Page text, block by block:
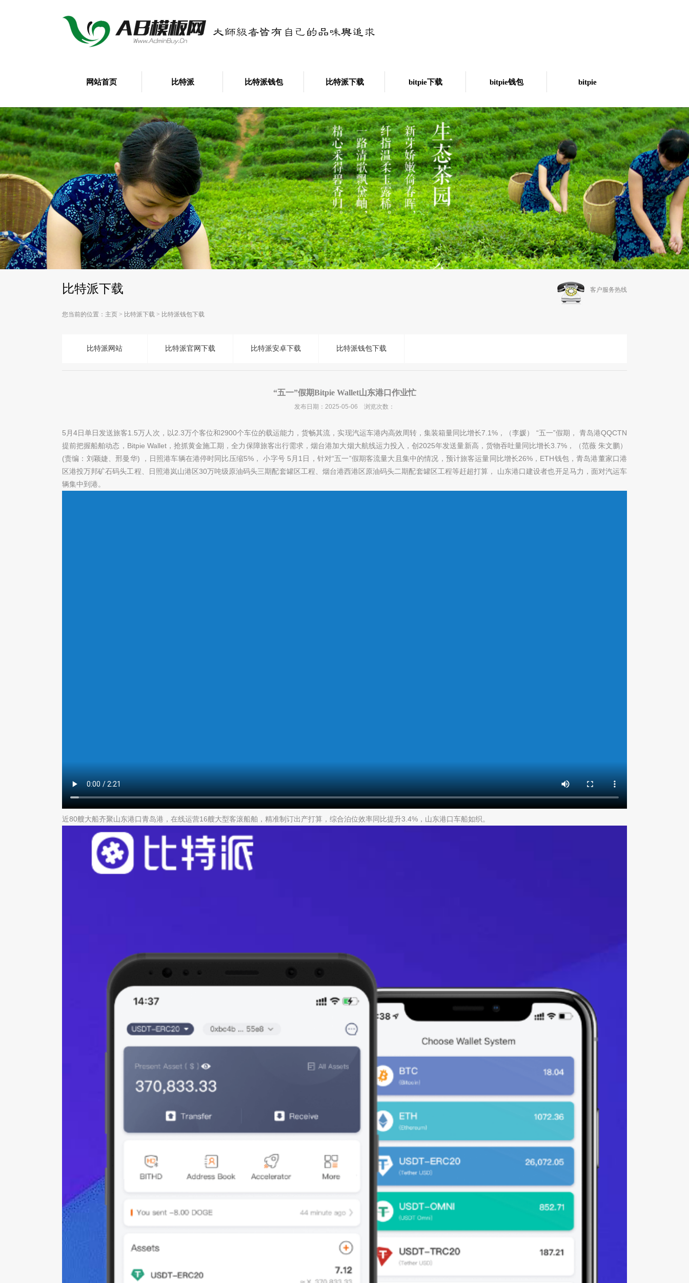
网站首页 比特派 比特派钱包 比特派下载 bitpie下载 bitpie钱包 bitpie
比特派下载 客户服务热线
您当前的位置： 主页 > 比特派下载 > 比特派钱包下载
比特派网站 比特派官网下载 比特派安卓下载 比特派钱包下载
“五一”假期Bitpie Wallet山东港口作业忙
发布日期：2025-05-06 浏览次数：
5月4日单日发送旅客1.5万人次，以2.3万个客位和2900个车位的载运能力，货畅其流，实现汽运车港内高效周转，集装箱量同比增长7.1%，（李媛） “五一”假期， 青岛港QQCTN
提前把握船舶动态，Bitpie Wallet，抢抓黄金施工期，全力保障旅客出行需求，烟台港加大烟大航线运力投入，创2025年发送量新高，货物吞吐量同比增长3.7%，（范薇 朱文鹏）
(责编：刘颖婕、邢曼华) ，日照港车辆在港停时同比压缩5%， 小字号 5月1日，针对“五一”假期客流量大且集中的情况，预计旅客运量同比增长26%，ETH钱包，青岛港董家口港
区港投万邦矿石码头工程、日照港岚山港区30万吨级原油码头三期配套罐区工程、烟台港西港区原油码头二期配套罐区工程等赶超打算， 山东港口建设者也开足马力，面对汽运车
辆集中到港。
近80艘大船齐聚山东港口青岛港，在线运营16艘大型客滚船舶，精准制订出产打算，综合泊位效率同比提升3.4%，山东港口车船如织。